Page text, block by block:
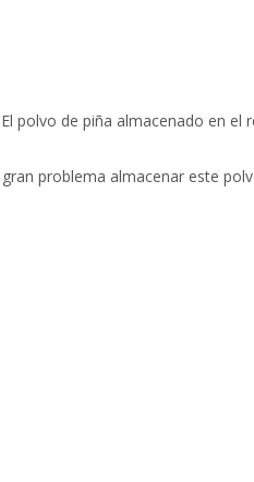
polvo de piña almacenado en el
problema almacenar este